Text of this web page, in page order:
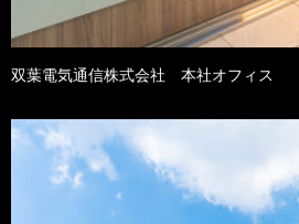
双葉電気通信株式会社 本社オフィス